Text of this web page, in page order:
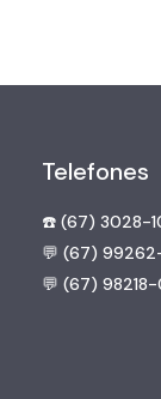
Telefones
☎️ (67) 3028-
💬 (67)
💬 (67) 98218-